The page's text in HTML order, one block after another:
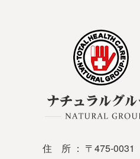
住 所 ： 〒475-0031